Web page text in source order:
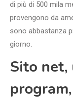
di più di 500 mila
provengono da
sono abbastanza
giorno.
Sito